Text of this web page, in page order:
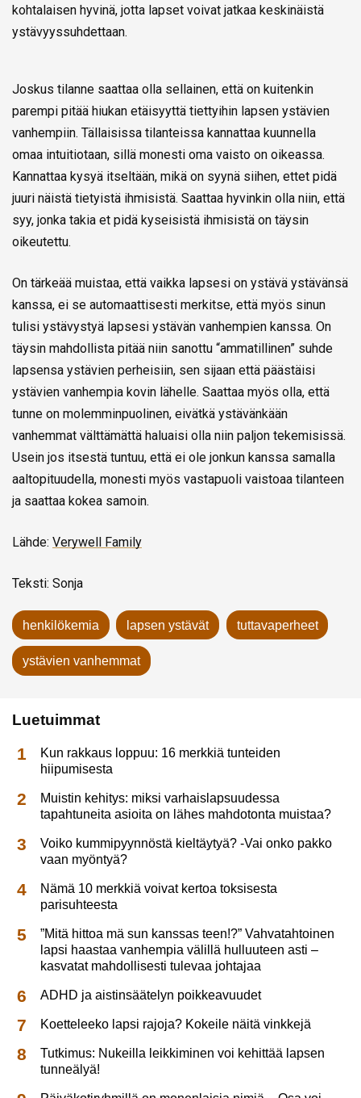
kohtalaisen hyvinä, jotta lapset voivat jatkaa keskinäistä
ystävyyssuhdettaan.
Joskus tilanne saattaa olla sellainen, että on kuitenkin
parempi pitää hiukan etäisyyttä tiettyihin lapsen ystävien
vanhempiin. Tällaisissa tilanteissa kannattaa kuunnella
omaa intuitiotaan, sillä monesti oma vaisto on oikeassa.
Kannattaa kysyä itseltään, mikä on syynä siihen, ettet pidä
juuri näistä tietyistä ihmisistä. Saattaa hyvinkin olla niin, että
syy, jonka takia et pidä kyseisistä ihmisistä on täysin
oikeutettu.
On tärkeää muistaa, että vaikka lapsesi on ystävä ystävänsä
kanssa, ei se automaattisesti merkitse, että myös sinun
tulisi ystävystyä lapsesi ystävän vanhempien kanssa. On
täysin mahdollista pitää niin sanottu “ammatillinen” suhde
lapsensa ystävien perheisiin, sen sijaan että päästäisi
ystävien vanhempia kovin lähelle. Saattaa myös olla, että
tunne on molemminpuolinen, eivätkä ystävänkään
vanhemmat välttämättä haluaisi olla niin paljon tekemisissä.
Usein jos itsestä tuntuu, että ei ole jonkun kanssa samalla
aaltopituudella, monesti myös vastapuoli vaistoaa tilanteen
ja saattaa kokea samoin.
Lähde: Verywell Family
Teksti: Sonja
henkilökemia lapsen ystävät tuttavaperheet
ystävien vanhemmat
Luetuimmat
Kun rakkaus loppuu: 16 merkkiä tunteiden
hiipumisesta
Muistin kehitys: miksi varhaislapsuudessa
tapahtuneita asioita on lähes mahdotonta muistaa?
Voiko kummipyynnöstä kieltäytyä? -Vai onko pakko
vaan myöntyä?
Nämä 10 merkkiä voivat kertoa toksisesta
parisuhteesta
”Mitä hittoa mä sun kanssas teen!?” Vahvatahtoinen
lapsi haastaa vanhempia välillä hulluuteen asti –
kasvatat mahdollisesti tulevaa johtajaa
ADHD ja aistinsäätelyn poikkeavuudet
Koetteleeko lapsi rajoja? Kokeile näitä vinkkejä
Tutkimus: Nukeilla leikkiminen voi kehittää lapsen
tunneälyä!